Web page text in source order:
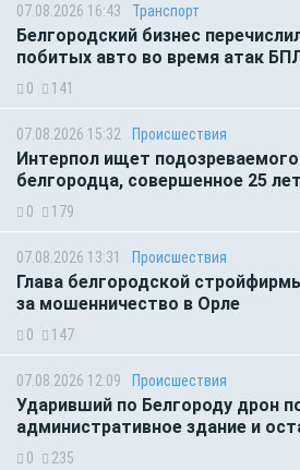
07.08.2026 16:43 Транспорт
Белгородский бизнес
побитых авто во время атак
0 141
07.08.2026 15:32 Происшествия
Интерпол ищет
белгородца, совершенное 25
0 179
07.08.2026 13:31 Происшествия
Глава белгородской
за мошенничество в Орле
0 147
07.08.2026 12:09 Происшествия
Ударивший по Белгороду дрон
административное здание и
0 235